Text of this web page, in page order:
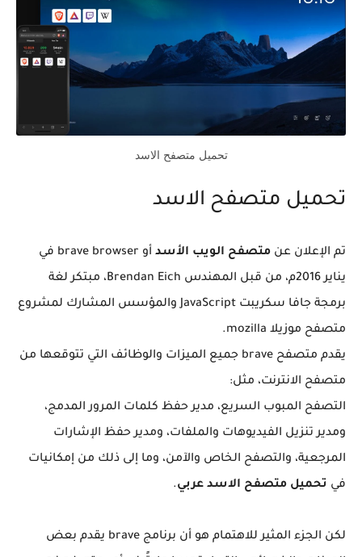
تحميل متصفح الاسد
تحميل متصفح الاسد
تم الإعلان عن متصفح الويب الأسد
أو brave browser في
يناير 2016م، من قبل المهندس Brendan Eich، مبتكر لغة
برمجة جافا سكريبت JavaScript والمؤسس المشارك لمشروع
متصفح موزيلا mozilla.
يقدم متصفح brave جميع الميزات والوظائف التي تتوقعها من
متصفح الانترنت، مثل:
التصفح المبوب السريع، مدير حفظ كلمات المرور المدمج،
ومدير تنزيل الفيديوهات والملفات، ومدير حفظ الإشارات
المرجعية، والتصفح الخاص والآمن، وما إلى ذلك من إمكانيات
في تحميل متصفح الاسد عربي.
لكن الجزء المثير للاهتمام هو أن برنامج brave يقدم بعض